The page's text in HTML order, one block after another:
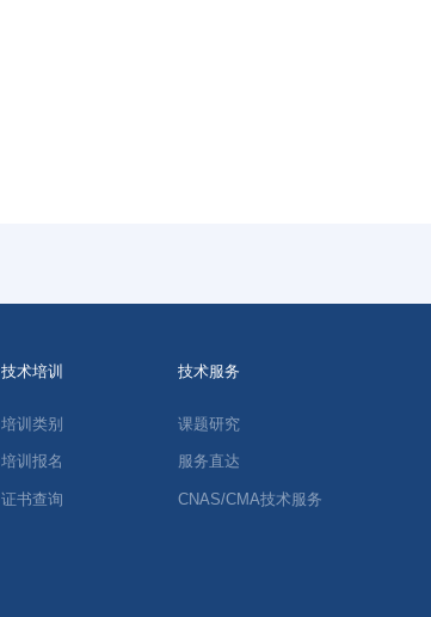
技术培训
培训类别
培训报名
证书查询
技术服务
课题研究
服务直达
CNAS/CMA技术服务